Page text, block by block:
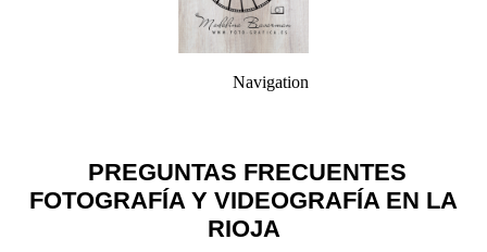
Navigation
PREGUNTAS FRECUENTES
FOTOGRAFÍA Y VIDEOGRAFÍA EN LA
RIOJA